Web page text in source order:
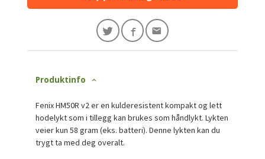
Produktinfo
Fenix HM50R v2 er en kulderesistent kompakt og lett
hodelykt som i tillegg kan brukes som håndlykt. Lykten
veier kun 58 gram (eks. batteri). Denne lykten kan du
trygt ta med deg overalt.